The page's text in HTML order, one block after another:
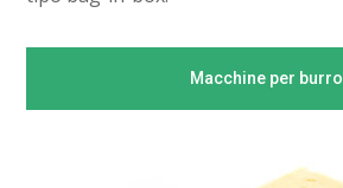
Macchine per burro